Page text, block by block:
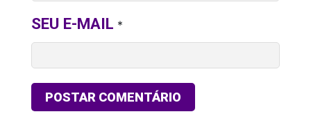
SEU E-MAIL *